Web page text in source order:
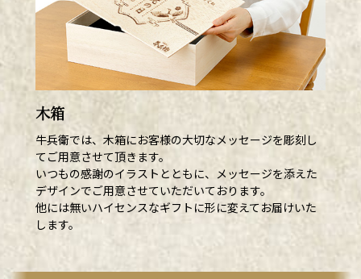
木箱
牛兵衛では、木箱にお客様の大切なメッセージを彫刻し
てご用意させて頂きます。
いつもの感謝のイラストとともに、メッセージを添えた
デザインでご用意させていただいております。
他には無いハイセンスなギフトに形に変えてお届けいた
します。